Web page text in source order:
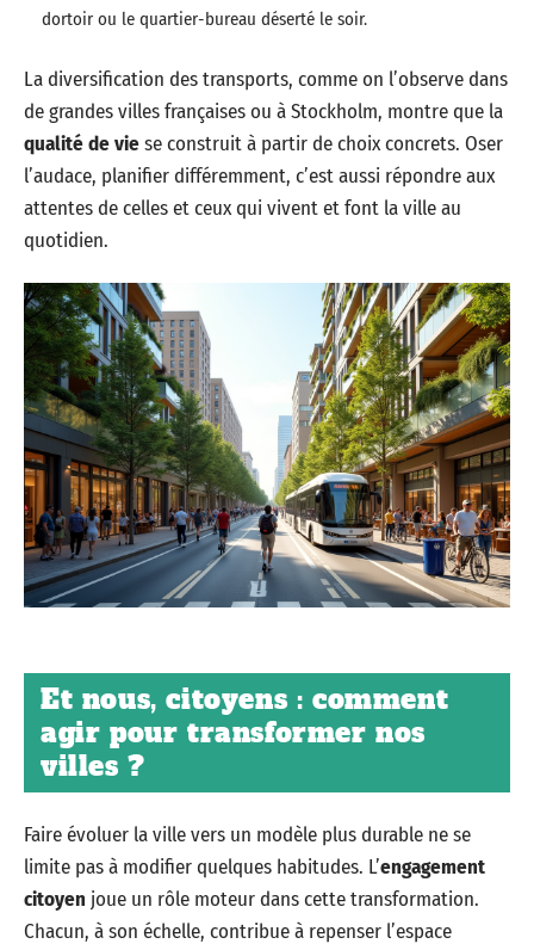
dortoir ou le quartier-bureau déserté le soir.
La diversification des transports, comme on l’observe dans
de grandes villes françaises ou à Stockholm, montre que la
qualité de viese construit à partir de choix concrets. Oser
l’audace, planifier différemment, c’est aussi répondre aux
attentes de celles et ceux qui vivent et font la ville au
quotidien.
Et nous, citoyens : comment
agir pour transformer nos
villes ?
Faire évoluer la ville vers un modèle plus durable ne se
limite pas à modifier quelques habitudes. L’engagement
citoyen joue un rôle moteur dans cette transformation.
Chacun, à son échelle, contribue à repenser l’espace